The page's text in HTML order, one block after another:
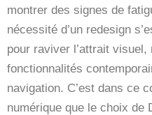
montrer des signes de
nécessité d’un redesign
pour raviver l’attrait
fonctionnalités
navigation. C’est dans ce
numérique que le choix de